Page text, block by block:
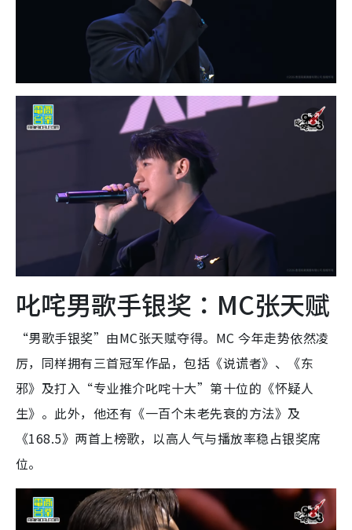
叱咤男歌手银奖：MC张天赋
“男歌手银奖”由MC张天赋夺得。MC 今年走势依然凌
厉，同样拥有三首冠军作品，包括《说谎者》、《东
邪》及打入“专业推介叱咤十大”第十位的《怀疑人
生》。此外，他还有《一百个未老先衰的方法》及
《168.5》两首上榜歌，以高人气与播放率稳占银奖席
位。